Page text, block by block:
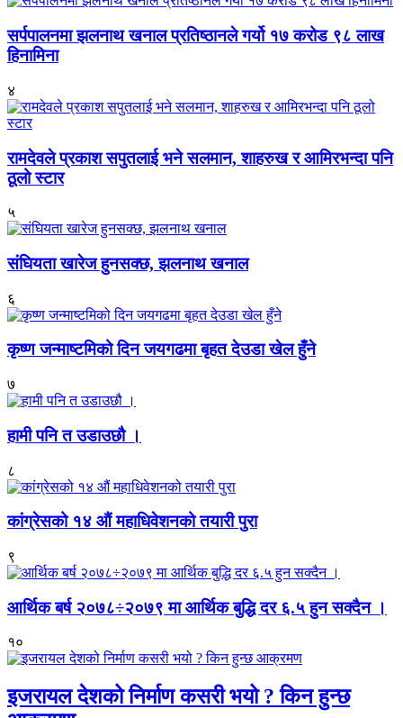
सर्पपालनमा झलनाथ खनाल प्रतिष्ठानले गर्यो १७ करोड ९८ लाख
हिनामिना
४
रामदेवले प्रकाश सपुतलाई भने सलमान, शाहरुख र आमिरभन्दा पनि
ठूलो स्टार
५
संघियता खारेज हुनसक्छ, झलनाथ खनाल
६
कृष्ण जन्माष्टमिको दिन जयगढमा बृहत देउडा खेल हुँने
७
हामी पनि त उडाउछौ ।
८
कांग्रेसको १४ औं महाधिवेशनको तयारी पुरा
९
आर्थिक बर्ष २०७८÷२०७९ मा आर्थिक बुद्धि दर ६.५ हुन सक्दैन ।
१०
इजरायल देशको निर्माण कसरी भयो ? किन हुन्छ